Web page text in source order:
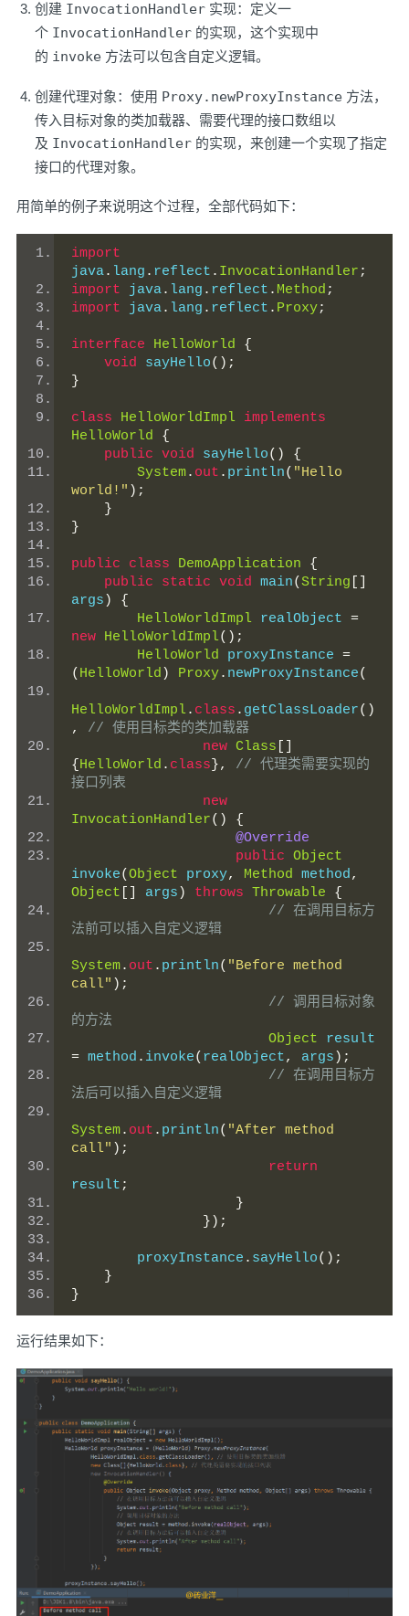
创建 InvocationHandler 实现：定义一
个 InvocationHandler 的实现，这个实现中
的 invoke 方法可以包含自定义逻辑。
创建代理对象：使用 Proxy.newProxyInstance 方法，
传入目标对象的类加载器、需要代理的接口数组以
及 InvocationHandler 的实现，来创建一个实现了指定
接口的代理对象。
用简单的例子来说明这个过程，全部代码如下：
import
java. lang . reflect . InvocationHandler ;
import java. lang . reflect . Method ;
import java. lang . reflect . Proxy;
interface HelloWorld
{
void sayHello();
}
class HelloWorldImpl implements
HelloWorld
{
public void sayHello()
{
System. out . println( "Hello
world!" );
}
}
public class DemoApplication
{
public
static void main(String
args )
{
HelloWorldImpl realObject =
new HelloWorldImpl();
HelloWorld proxyInstance =
( HelloWorld ) Proxy. newProxyInstance(
HelloWorldImpl. class . getClassLoader()
,
// 使用目标类的类加载器
new Class
{ HelloWorld . class },
// 代理类需要实现的
接口列表
new
InvocationHandler()
{
@Override
public Object
invoke(Object proxy, Method method,
Object
args ) throws Throwable
{
// 在调用目标方
法前可以插入自定义逻辑
System. out . println( "Before method
call" );
// 调用目标对象
的方法
Object
= method . invoke( realObject, args );
// 在调用目标方
法后可以插入自定义逻辑
System. out . println( "After method
call" );
return
result ;
}
});
        proxyInstance
. sayHello();
}
}
运行结果如下：